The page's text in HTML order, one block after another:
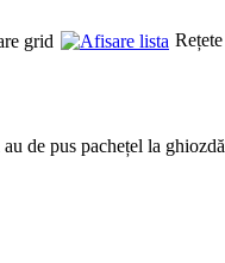
de pus pachețel la